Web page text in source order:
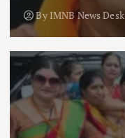
By IMNB News Desk